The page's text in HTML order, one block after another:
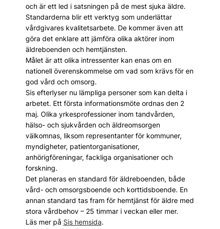
och är ett led i satsningen på de mest sjuka äldre.
Standarderna blir ett verktyg som underlättar
vårdgivares kvalitetsarbete. De kommer även att
göra det enklare att jämföra olika aktörer inom
äldreboenden och hemtjänsten.
Målet är att olika intressenter kan enas om en
nationell överenskommelse om vad som krävs för en
god vård och omsorg.
Sis efterlyser nu lämpliga personer som kan delta i
arbetet. Ett första informationsmöte ordnas den 2
maj. Olika yrkesprofessioner inom tandvården,
hälso- och sjukvården och äldreomsorgen
välkomnas, liksom representanter för kommuner,
myndigheter, patientorganisationer,
anhörigföreningar, fackliga organisationer och
forskning.
Det planeras en standard för äldreboenden, både
vård- och omsorgsboende och korttidsboende. En
annan standard tas fram för hemtjänst för äldre med
stora vårdbehov – 25 timmar i veckan eller mer.
Läs mer på Sis hemsida.